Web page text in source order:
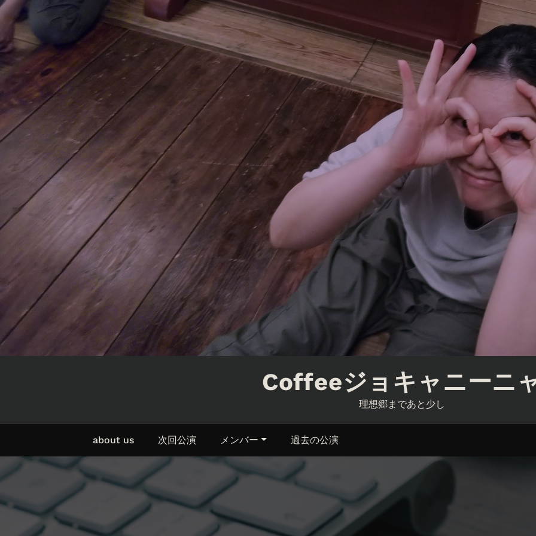
コ
テ
ン
ツ
ス
キ
ッ
プ
Coffeeジョキャニーニ
理想郷まであと少し
about us 次回公演 メンバー 過去の公演